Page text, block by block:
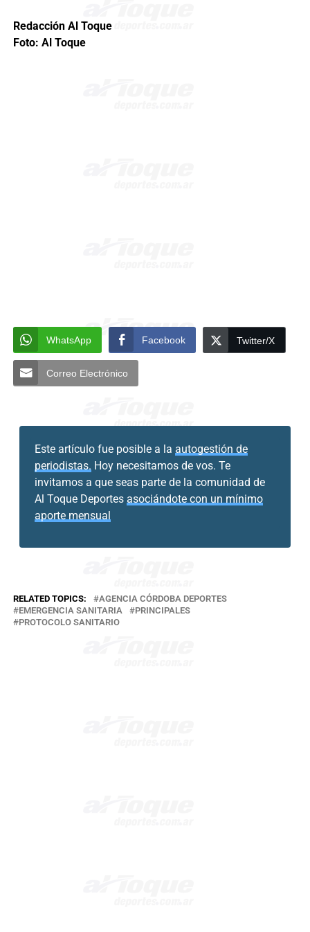
Redacción Al Toque
Foto: Al Toque
WhatsApp Facebook Twitter/X
Correo Electrónico
Este artículo fue posible a la autogestión de
periodistas. Hoy necesitamos de vos. Te
invitamos a que seas parte de la comunidad de
Al Toque Deportes asociándote con un mínimo
aporte mensual
RELATED TOPICS:
AGENCIA CÓRDOBA DEPORTES
EMERGENCIA SANITARIA
PRINCIPALES
PROTOCOLO SANITARIO